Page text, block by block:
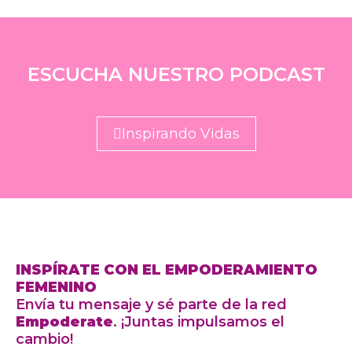
ESCUCHA NUESTRO PODCAST
Inspirando Vidas
INSPÍRATE CON EL EMPODERAMIENTO
FEMENINO
Envía tu mensaje y sé parte de la red
Empoderate. ¡Juntas impulsamos el
cambio!